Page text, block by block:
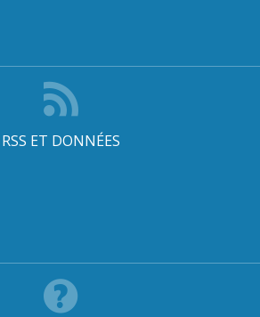
RSS ET DONNÉES